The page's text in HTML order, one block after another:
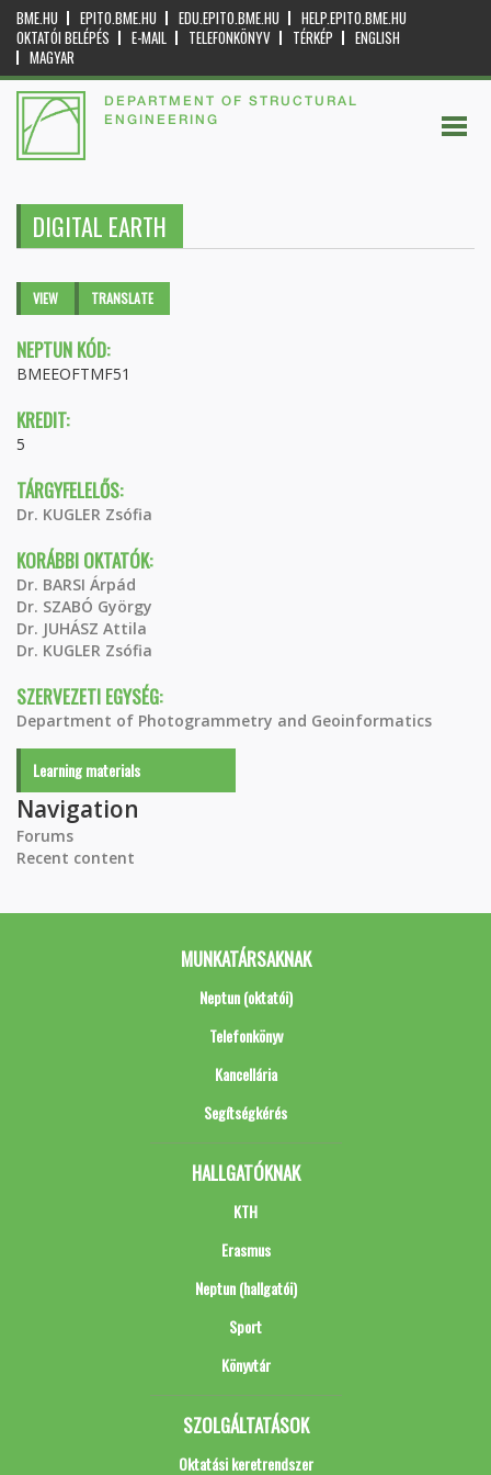
BME.HU EPITO.BME.HU EDU.EPITO.BME.HU
HELP.EPITO.BME.HU
OKTATÓI BELÉPÉS
E-MAIL TELEFONKÖNYV TÉRKÉP
ENGLISH
MAGYAR
DEPARTMENT OF STRUCTURAL
ENGINEERING
DIGITAL EARTH
Primary tabs
VIEW (ACTIVETRANSLATE
NEPTUN KÓD:
BMEEOFTMF51
KREDIT:
5
TÁRGYFELELŐS:
Dr. KUGLER Zsófia
KORÁBBI OKTATÓK:
Dr. BARSI Árpád
Dr. SZABÓ György
Dr. JUHÁSZ Attila
Dr. KUGLER Zsófia
SZERVEZETI EGYSÉG:
Department of Photogrammetry and Geoinformatics
Learning materials
Navigation
Forums
Recent content
MUNKATÁRSAKNAK
Neptun (oktatói)
Telefonkönyv
Kancellária
Segítségkérés
HALLGATÓKNAK
KTH
Erasmus
Neptun (hallgatói)
Sport
Könyvtár
SZOLGÁLTATÁSOK
Oktatási keretrendszer